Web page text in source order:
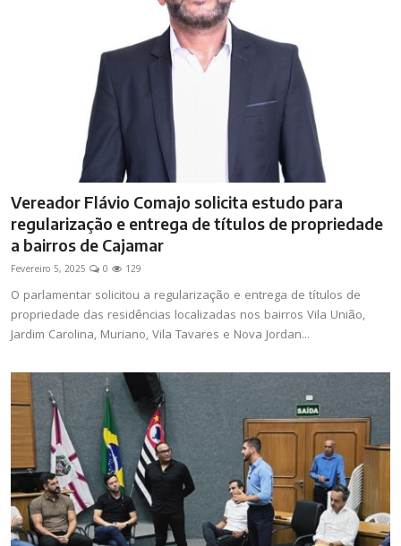
Vereador Flávio Comajo solicita estudo para
regularização e entrega de títulos de propriedade
a bairros de Cajamar
Fevereiro 5, 2025 0 129
O parlamentar solicitou a regularização e entrega de títulos de
propriedade das residências localizadas nos bairros Vila União,
Jardim Carolina, Muriano, Vila Tavares e Nova Jordan...